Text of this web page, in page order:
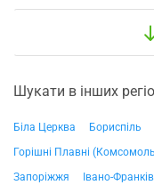
Шукати в інших
Біла Церква Бориспіль
Горішні Плавні
Запоріжжя
Івано-